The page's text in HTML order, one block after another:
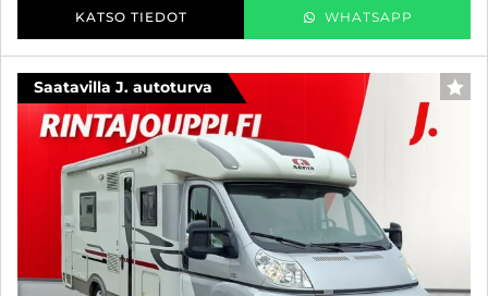
KATSO TIEDOT WHATSAPP
Saatavilla J. autoturva